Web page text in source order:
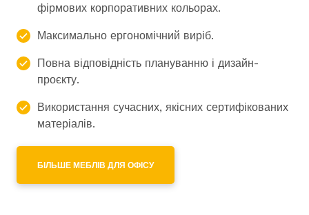
фірмових корпоративних кольорах.
Максимально ергономічний виріб.
Повна відповідність плануванню і дизайн-
проєкту.
Використання сучасних, якісних сертифікованих
матеріалів.
БІЛЬШЕ МЕБЛІВ ДЛЯ ОФІСУ